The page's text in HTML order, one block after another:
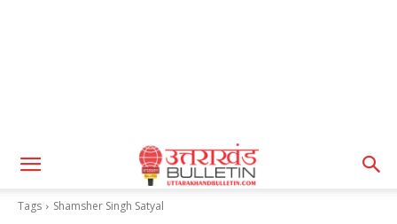
Tags Shamsher Singh Satyal